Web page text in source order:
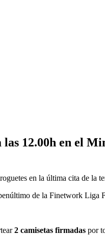
12.00h en el
en la última cita de la
de la Finetwork Liga
2 camisetas firmadas por